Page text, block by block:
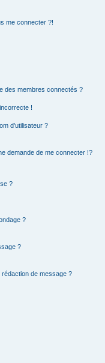
me connecter ?!
des membres connectés ?
!
d’utilisateur ?
demande de me connecter !?
?
?
?
de message ?